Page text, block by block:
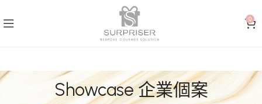
0
Showcase 企業個案